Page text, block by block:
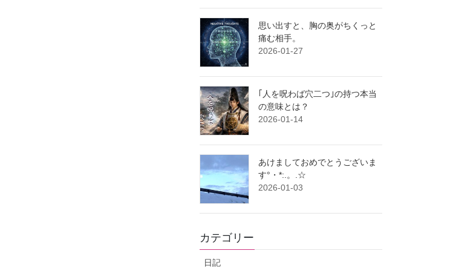
思い出すと、胸の奥がちくっと
痛む相手。
2026-01-27
｢人を呪わば穴二つ｣の持つ本当
の意味とは？
2026-01-14
あけましておめでとうございま
す°・*:.。.☆
2026-01-03
カテゴリー
日記